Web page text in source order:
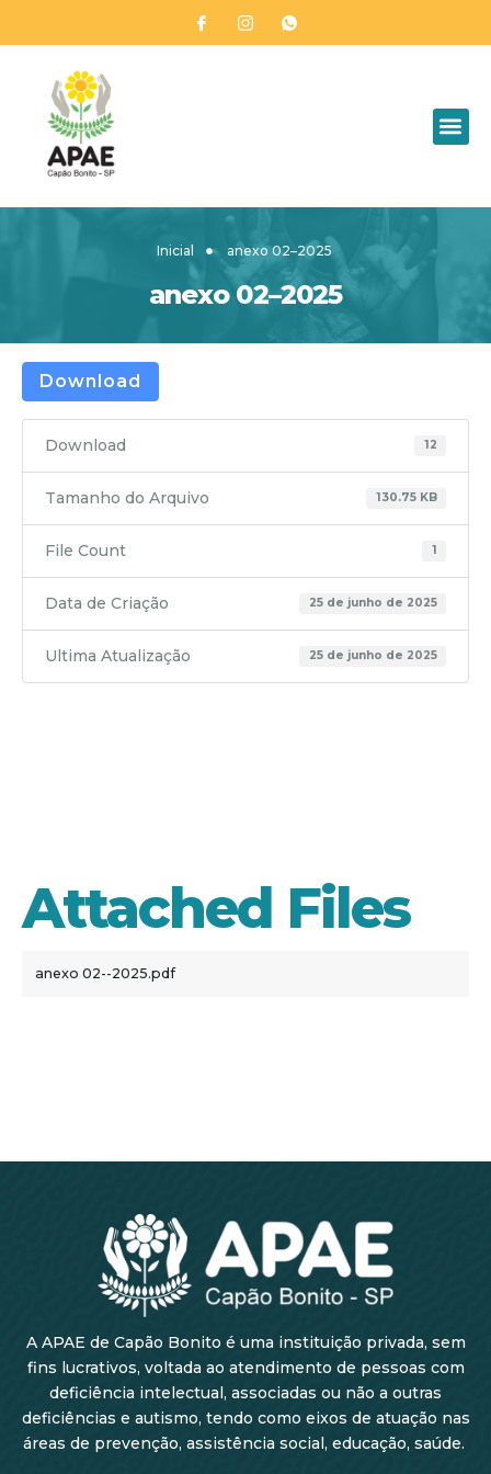
Inicial anexo 02–2025
anexo 02–2025
Download
Download 12
Tamanho do Arquivo 130.75 KB
File Count 1
Data de Criação 25 de junho de 2025
Ultima Atualização 25 de junho de 2025
Attached Files
anexo 02--2025.pdf
A APAE de Capão Bonito é uma instituição privada, sem
fins lucrativos, voltada ao atendimento de pessoas com
deficiência intelectual, associadas ou não a outras
deficiências e autismo, tendo como eixos de atuação nas
áreas de prevenção, assistência social, educação, saúde.